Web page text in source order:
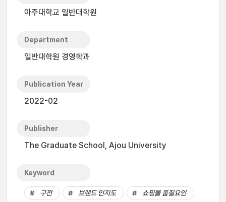
아주대학교 일반대학원
Department
일반대학원 경영학과
Publication Year
2022-02
Publisher
The Graduate School, Ajou University
Keyword
구전 브랜드 인지도
쇼핑몰 품질요인